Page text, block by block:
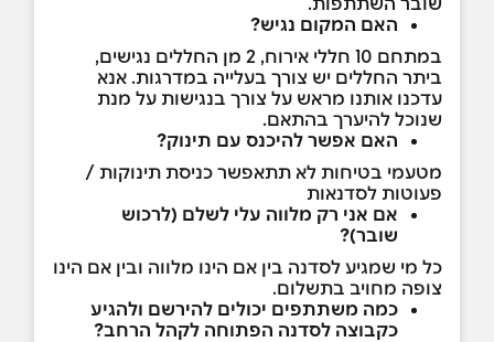
האם המקום נגיש?
במתחם 10 חללי אירוח, 2 מן החללים נגישים,
ביתר החללים יש צורך בעלייה במדרגות. אנא
עדכנו אותנו מראש על צורך בנגישות על מנת
שנוכל להיערך בהתאם.
האם אפשר להיכנס עם תינוק?
מטעמי בטיחות לא תתאפשר כניסת תינוקות /
פעוטות לסדנאות
אם אני רק מלווה עלי לשלם (לרכוש
שובר)?
כל מי שמגיע לסדנה בין אם הינו מלווה ובין אם הינו
צופה מחויב בתשלום.
כמה משתתפים יכולים להירשם ולהגיע
כקבוצה לסדנה הפתוחה לקהל הרחב?